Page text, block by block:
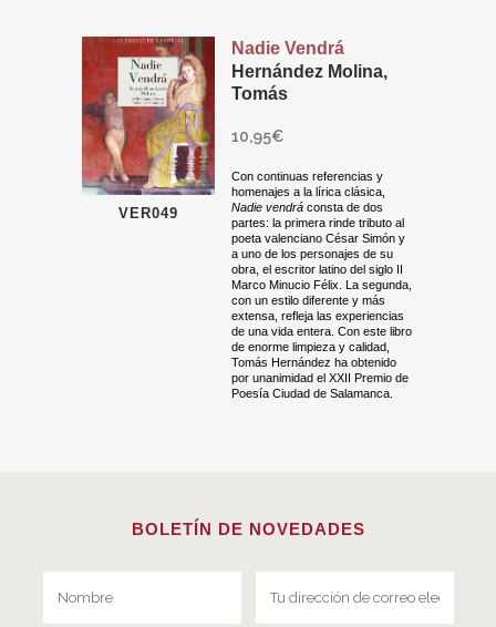
VER049
Nadie Vendrá
Hernández Molina,
Tomás
10,95€
Con continuas referencias y
homenajes a la lírica clásica,
Nadie vendrá consta de dos
partes: la primera rinde tributo al
poeta valenciano César Simón y
a uno de los personajes de su
obra, el escritor latino del siglo II
Marco Minucio Félix. La segunda,
con un estilo diferente y más
extensa, refleja las experiencias
de una vida entera. Con este libro
de enorme limpieza y calidad,
Tomás Hernández ha obtenido
por unanimidad el XXII Premio de
Poesía Ciudad de Salamanca.
BOLETÍN DE NOVEDADES